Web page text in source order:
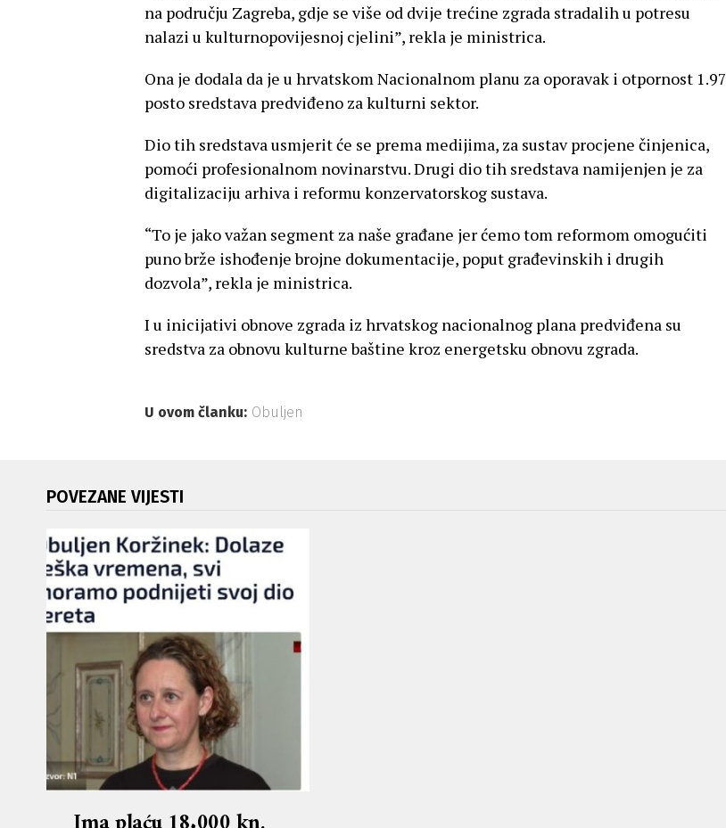
na području Zagreba, gdje se više od dvije trećine zgrada stradalih u potresu
nalazi u kulturnopovijesnoj cjelini”, rekla je ministrica.
Ona je dodala da je u hrvatskom Nacionalnom planu za oporavak i otpornost 1.97
posto sredstava predviđeno za kulturni sektor.
Dio tih sredstava usmjerit će se prema medijima, za sustav procjene činjenica,
pomoći profesionalnom novinarstvu. Drugi dio tih sredstava namijenjen je za
digitalizaciju arhiva i reformu konzervatorskog sustava.
“To je jako važan segment za naše građane jer ćemo tom reformom omogućiti
puno brže ishođenje brojne dokumentacije, poput građevinskih i drugih
dozvola”, rekla je ministrica.
I u inicijativi obnove zgrada iz hrvatskog nacionalnog plana predviđena su
sredstva za obnovu kulturne baštine kroz energetsku obnovu zgrada.
U ovom članku: Obuljen
POVEZANE VIJESTI